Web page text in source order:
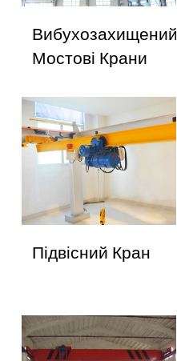
Вибухозахищений
Мостові Крани
Підвісний Кран